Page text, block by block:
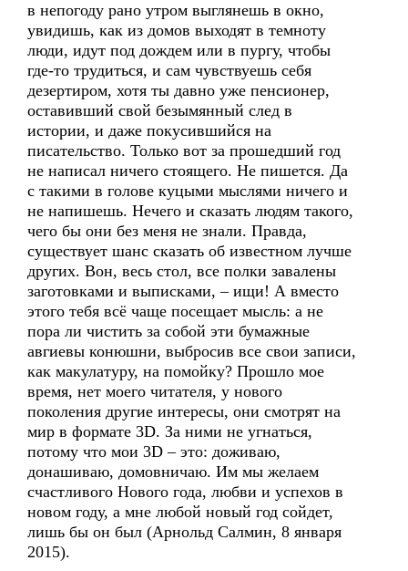
в непогоду рано утром выглянешь в окно,
увидишь, как из домов выходят в темноту
люди, идут под дождем или в пургу, чтобы
где-то трудиться, и сам чувствуешь себя
дезертиром, хотя ты давно уже пенсионер,
оставивший свой безымянный след в
истории, и даже покусившийся на
писательство. Только вот за прошедший год
не написал ничего стоящего. Не пишется. Да
с такими в голове куцыми мыслями ничего и
не напишешь. Нечего и сказать людям такого,
чего бы они без меня не знали. Правда,
существует шанс сказать об известном лучше
других. Вон, весь стол, все полки завалены
заготовками и выписками, – ищи! А вместо
этого тебя всё чаще посещает мысль: а не
пора ли чистить за собой эти бумажные
авгиевы конюшни, выбросив все свои записи,
как макулатуру, на помойку? Прошло мое
время, нет моего читателя, у нового
поколения другие интересы, они смотрят на
мир в формате 3D. За ними не угнаться,
потому что мои 3D – это: доживаю,
донашиваю, домовничаю. Им мы желаем
счастливого Нового года, любви и успехов в
новом году, а мне любой новый год сойдет,
лишь бы он был (Арнольд Салмин, 8 января
2015).